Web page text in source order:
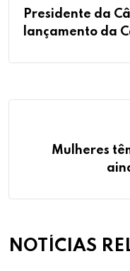
Presidente da
lançamento da
Mulheres
NOTÍCIAS